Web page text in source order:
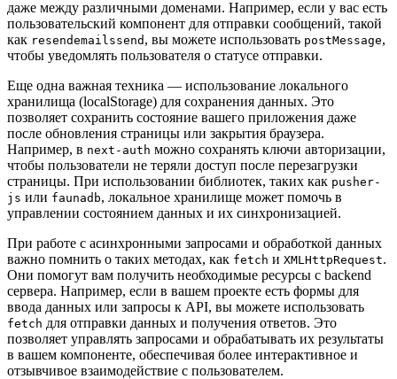
даже между различными доменами. Например, если у вас есть
пользовательский компонент для отправки сообщений, такой
как resendemailssend , вы можете использовать postMessage,
чтобы уведомлять пользователя о статусе отправки.
Еще одна важная техника — использование локального
хранилища (localStorage) для сохранения данных. Это
позволяет сохранить состояние вашего приложения даже
после обновления страницы или закрытия браузера.
Например, в next-auth можно сохранять ключи авторизации,
чтобы пользователи не теряли доступ после перезагрузки
страницы. При использовании библиотек, таких как pusher-
js или faunadb, локальное хранилище может помочь в
управлении состоянием данных и их синхронизацией.
При работе с асинхронными запросами и обработкой данных
важно помнить о таких методах, как fetch и XMLHttpRequest.
Они помогут вам получить необходимые ресурсы с backend
сервера. Например, если в вашем проекте есть формы для
ввода данных или запросы к API, вы можете использовать
fetch для отправки данных и получения ответов. Это
позволяет управлять запросами и обрабатывать их результаты
в вашем компоненте, обеспечивая более интерактивное и
отзывчивое взаимодействие с пользователем.